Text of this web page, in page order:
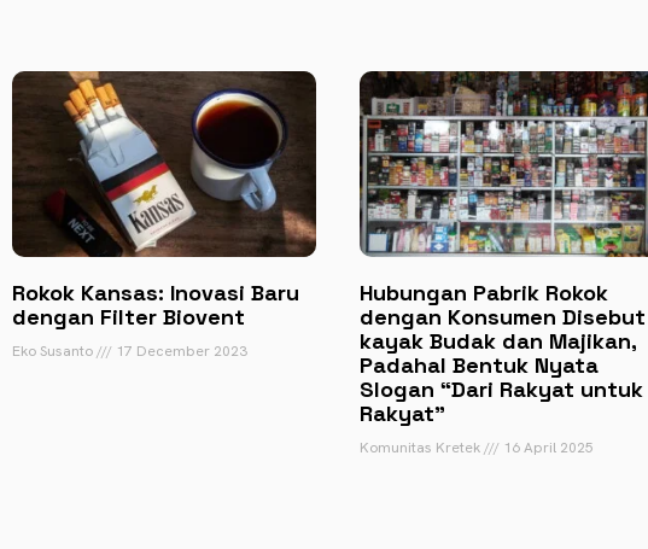
Rokok Kansas: Inovasi Baru
dengan Filter Biovent
Eko Susanto 17 December 2023
Hubungan Pabrik Rokok
dengan Konsumen Disebut
kayak Budak dan Majikan,
Padahal Bentuk Nyata
Slogan “Dari Rakyat untuk
Rakyat”
Komunitas Kretek 16 April 2025